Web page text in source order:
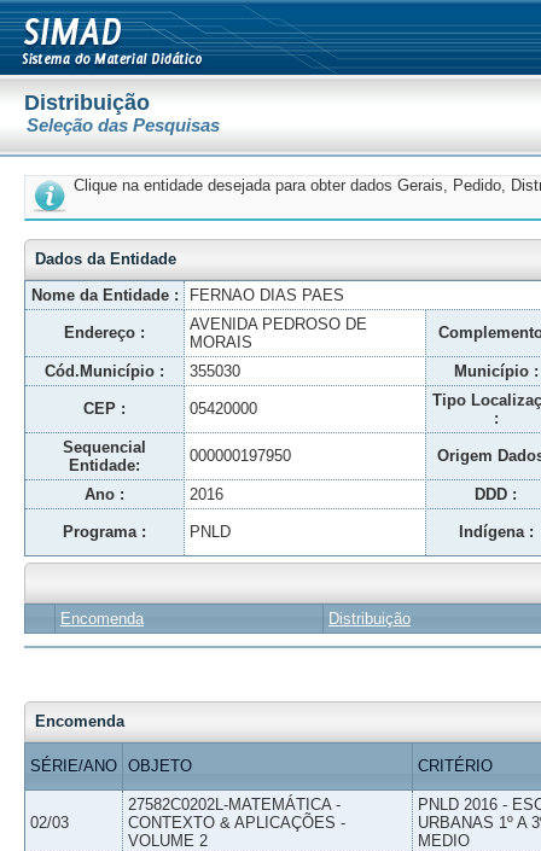
Distribuição
Seleção das Pesquisas
Clique na entidade desejada para obter dados Gerais, Pedido,
Dados da Entidade
Nome da Entidade :
FERNAO DIAS PAES
Endereço :
AVENIDA PEDROSO DE
MORAIS
Cód.Município : 355030 Município :
CEP : 05420000
Tipo
:
Sequencial
Entidade:
000000197950 Origem
Ano : 2016 DDD :
Programa : PNLD Indígena :
Encomenda Distribuição
Encomenda
SÉRIE/ANO OBJETO CRITÉRIO
02/03
27582C0202L-MATEMÁTICA -
CONTEXTO & APLICAÇÕES -
VOLUME 2
PNLD 2016 -
URBANAS 1º A
MEDIO